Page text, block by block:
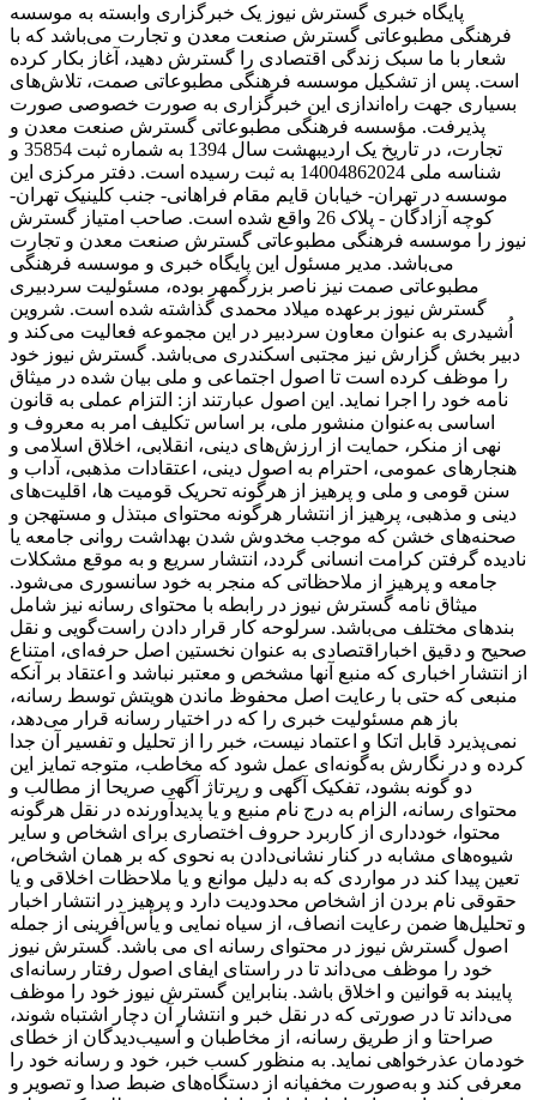
پایگاه خبری گسترش نیوز یک خبرگزاری وابسته به موسسه
فرهنگی مطبوعاتی گسترش صنعت معدن و تجارت می‌باشد که با
شعار با ما سبک زندگی اقتصادی را گسترش دهید، آغاز بکار کرده
است. پس از تشکیل موسسه فرهنگی مطبوعاتی صمت، تلاش‌های
بسیاری جهت راه‌اندازی این خبرگزاری به صورت خصوصی صورت
پذیرفت. مؤسسه فرهنگی مطبوعاتی گسترش صنعت معدن و
تجارت، در تاریخ یک اردیبهشت سال 1394 به شماره ثبت 35854 و
شناسه ملی 14004862024 به ثبت رسیده است. دفتر مرکزی این
موسسه در تهران- خیابان قایم مقام فراهانی- جنب کلینیک تهران-
کوچه آزادگان - پلاک 26 واقع شده است. صاحب امتیاز گسترش
نیوز را موسسه فرهنگی مطبوعاتی گسترش صنعت معدن و تجارت
می‌باشد. مدیر مسئول این پایگاه خبری و موسسه فرهنگی
مطبوعاتی صمت نیز ناصر بزرگمهر بوده، مسئولیت سردبیری
گسترش نیوز برعهده میلاد محمدی گذاشته شده است. شروین
اُشیدری به عنوان معاون سردبیر در این مجموعه فعالیت می‌کند و
دبیر بخش گزارش نیز مجتبی اسکندری می‌باشد. گسترش نیوز خود
را موظف کرده است تا اصول اجتماعی و ملی بیان شده در میثاق
نامه خود را اجرا نماید. این اصول عبارتند از: التزام عملی به قانون
اساسی به‌عنوان منشور ملی، بر اساس تکلیف امر به‌ معروف و
نهی از منکر، حمایت از ارزش‌های دینی، انقلابی، اخلاق اسلامی و
هنجارهای عمومی، احترام به اصول دینی، اعتقادات مذهبی، آداب و
سنن قومی و ملی و ‌پرهیز از هرگونه تحریک قومیت ‌ها، اقلیت‌های
دینی و مذهبی، پرهیز از انتشار هرگونه محتوای مبتذل و مستهجن و
صحنه‌های خشن که موجب مخدوش شدن بهداشت روانی جامعه یا
نادیده گرفتن کرامت انسانی گردد، انتشار سریع و به‌ موقع مشکلات
جامعه و پرهیز از ملاحظاتی که منجر به خود سانسوری می‌شود.
میثاق نامه گسترش نیوز در رابطه با محتوای رسانه نیز شامل
بندهای مختلف می‌باشد. سرلوحه کار قرار دادن راست‌گویی و نقل
صحیح و دقیق اخباراقتصادی به ‌عنوان نخستین اصل حرفه‌ای، امتناع
از انتشار اخباری که منبع آنها مشخص و معتبر نباشد و اعتقاد بر آنکه
منبعی که حتی با رعایت اصل محفوظ ماندن هویتش توسط رسانه،
باز هم مسئولیت خبری را که در اختیار رسانه قرار می‌دهد،
نمی‌پذیرد قابل اتکا و اعتماد نیست، خبر را از تحلیل و تفسیر آن جدا
کرده و در نگارش به‌گونه‌ای عمل شود که مخاطب، متوجه تمایز این
دو گونه بشود، تفکیک آگهی و رپرتاژ آگهی صریحا از مطالب و
محتوای رسانه، الزام به درج نام منبع و یا پدیدآورنده در نقل هرگونه
محتوا، خودداری از کاربرد حروف اختصاری برای اشخاص و سایر
شیوه‌های مشابه در کنار نشانی‌دادن به نحوی که بر همان اشخاص،
تعین پیدا کند در مواردی که به دلیل موانع و یا ملاحظات اخلاقی و یا
حقوقی نام بردن از اشخاص محدودیت دارد و پرهیز در انتشار اخبار
و تحلیل‌ها ضمن رعایت انصاف، از سیاه ‌نمایی و یأس‌آفرینی از جمله
اصول گسترش نیوز در محتوای رسانه ای می باشد. گسترش نیوز
خود را موظف می‌داند تا در راستای ایفای اصول رفتار رسانه‌ای
پایبند به قوانین و اخلاق باشد. بنابراین گسترش نیوز خود را موظف
می‌داند تا در صورتی که در نقل خبر و انتشار آن دچار اشتباه شوند،
صراحتا و از طریق رسانه، از مخاطبان و آسیب‌دیدگان از خطای
خودمان عذرخواهی نماید. به منظور کسب خبر، خود و رسانه خود را
معرفی کند و به‌صورت مخفیانه از دستگاه‌های ضبط صدا و تصویر و